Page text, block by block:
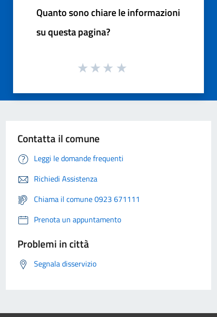
Quanto sono chiare le informazioni
su questa pagina?
Contatta il comune
Leggi le domande frequenti
Richiedi Assistenza
Chiama il comune 0923 671111
Prenota un appuntamento
Problemi in città
Segnala disservizio